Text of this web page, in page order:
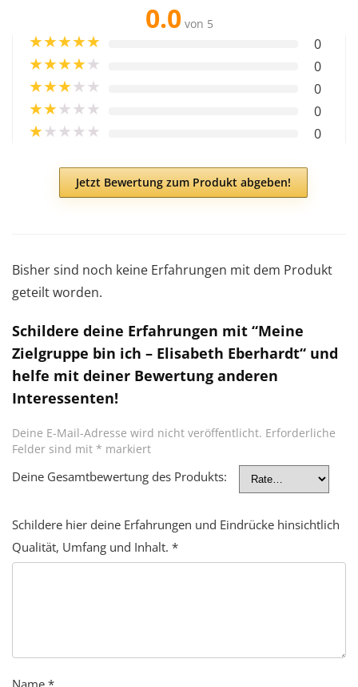
0.0 von 5
★★★★★ 0
★★★★★ 0
★★★★★ 0
★★★★★ 0
★★★★★ 0
Jetzt Bewertung zum Produkt abgeben!
Bisher sind noch keine Erfahrungen mit dem Produkt
geteilt worden.
Schildere deine Erfahrungen mit “Meine
Zielgruppe bin ich – Elisabeth Eberhardt“ und
helfe mit deiner Bewertung anderen
Interessenten!
Deine E-Mail-Adresse wird nicht veröffentlicht. Erforderliche
Felder sind mit * markiert
Deine Gesamtbewertung des Produkts:
Schildere hier deine Erfahrungen und Eindrücke hinsichtlich
Qualität, Umfang und Inhalt. *